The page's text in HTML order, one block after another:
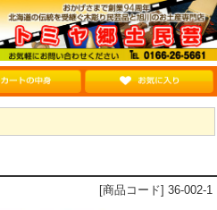
[商品コード] 36-002-1